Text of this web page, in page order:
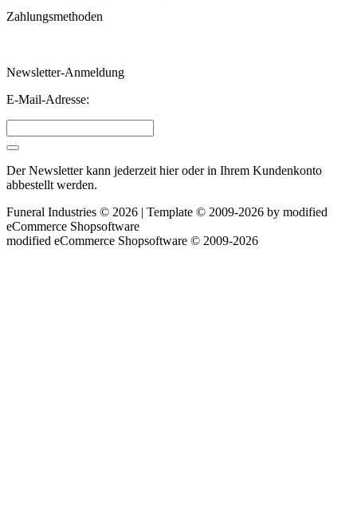
Zahlungsmethoden
Newsletter-Anmeldung
E-Mail-Adresse:
Der Newsletter kann jederzeit hier oder in Ihrem Kundenkonto
abbestellt werden.
Funeral Industries © 2026 | Template © 2009-2026 by modified
eCommerce Shopsoftware
modified eCommerce Shopsoftware © 2009-2026